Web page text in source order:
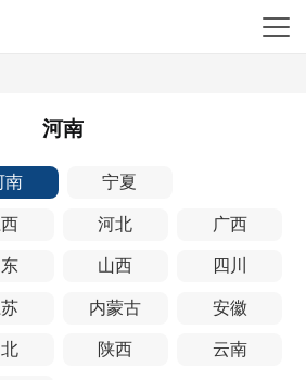
河南
南 宁夏
河北 广西
山西 四川
内蒙古 安徽
陕西 云南